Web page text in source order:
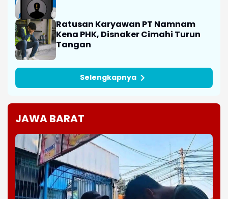
Ratusan Karyawan PT Namnam
Kena PHK, Disnaker Cimahi Turun
Tangan
Selengkapnya
JAWA BARAT